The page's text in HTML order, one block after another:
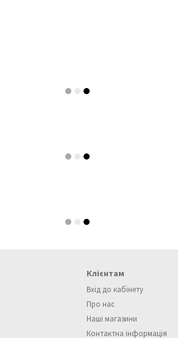
Клієнтам
Вхід до кабінету
Про нас
Наші магазини
Контактна інформація